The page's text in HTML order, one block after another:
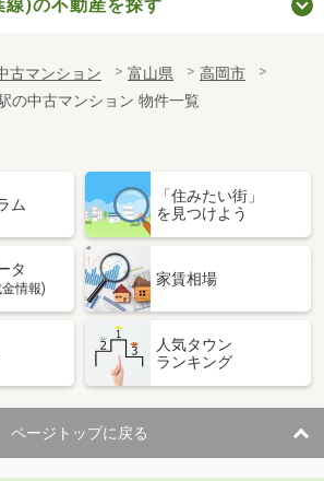
)の不動産を探す
古マンション 富山県
高岡市
の中古マンション 物件一覧
ム
「住みたい街」
を見つけよう
タ
情報)
家賃相場
人気タウン
ランキング
ページトップに戻る